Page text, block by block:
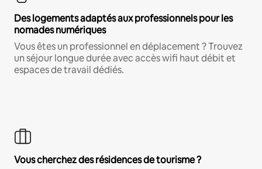
Des logements adaptés aux professionnels pour les
nomades numériques
Vous êtes un professionnel en déplacement ? Trouvez
un séjour longue durée avec accès wifi haut débit et
espaces de travail dédiés.
Vous cherchez des résidences de tourisme ?